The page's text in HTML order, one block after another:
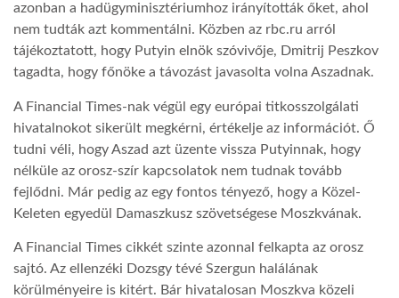
LATIMO.HU
GLOBOBOOK
azonban a hadügyminisztériumhoz irányították őket, ahol
nem tudták azt kommentálni. Közben az rbc.ru arról
tájékoztatott, hogy Putyin elnök szóvivője, Dmitrij Peszkov
tagadta, hogy főnöke a távozást javasolta volna Aszadnak.
A Financial Times-nak végül egy európai titkosszolgálati
hivatalnokot sikerült megkérni, értékelje az információt. Ő
tudni véli, hogy Aszad azt üzente vissza Putyinnak, hogy
nélküle az orosz-szír kapcsolatok nem tudnak tovább
fejlődni. Már pedig az egy fontos tényező, hogy a Közel-
Keleten egyedül Damaszkusz szövetségese Moszkvának.
A Financial Times cikkét szinte azonnal felkapta az orosz
sajtó. Az ellenzéki Dozsgy tévé Szergun halálának
körülményeire is kitért. Bár hivatalosan Moszkva közeli